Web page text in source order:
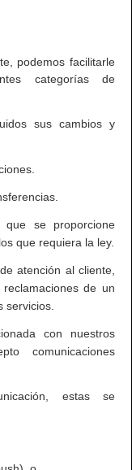
podemos facilitarle
categorías de
sus cambios y
que se proporcione
que requiera la ley.
atención al cliente,
de un
servicios.
con nuestros
comunicaciones
estas se